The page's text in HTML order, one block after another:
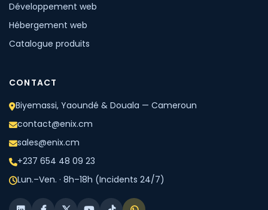
Développement web
Hébergement web
Catalogue produits
CONTACT
Biyemassi, Yaoundé & Douala — Cameroun
contact@enix.cm
sales@enix.cm
+237 654 48 09 23
Lun.–Ven. · 8h–18h (Incidents 24/7)